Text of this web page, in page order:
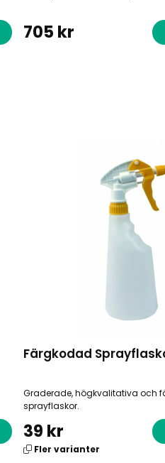
705 kr
Färgkodad
Graderade, högkvalitativa och
sprayflaskor.
39 kr
Fler varianter